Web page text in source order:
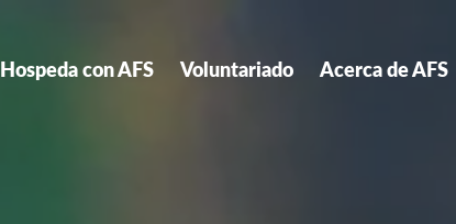
Hospeda con AFS Voluntariado Acerca de AFS